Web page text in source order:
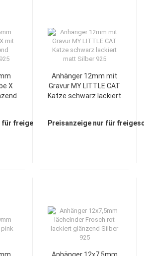
X
für freigeschaltete Kunden
Anhänger 12mm mit
Gravur MY LITTLE CAT
Katze schwarz lackiert
Preisanzeige nur für